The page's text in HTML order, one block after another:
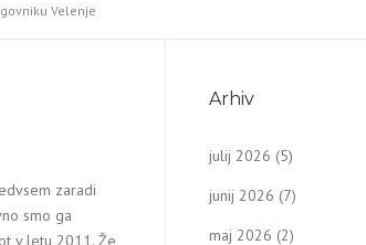
Velenje
zaradi
smo ga
v letu 2011. Že
Arhiv
julij 2026 (5)
junij 2026 (7)
maj 2026 (2)